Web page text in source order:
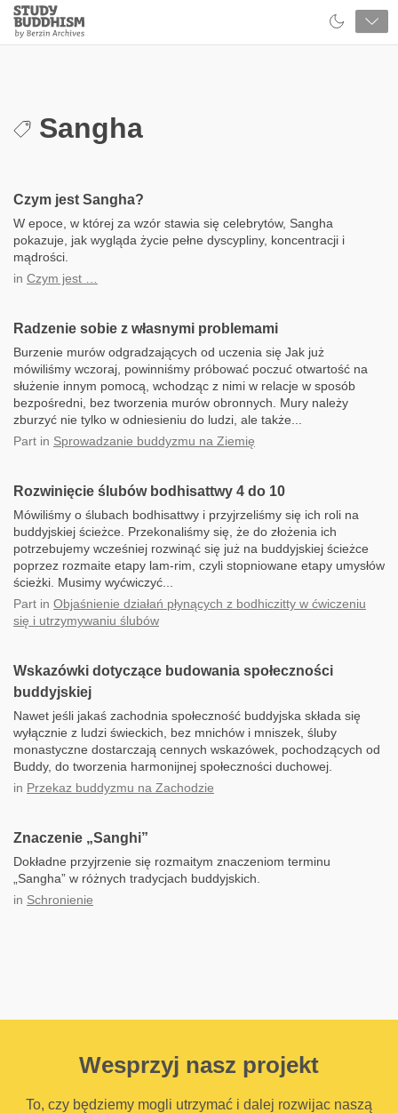
Close
Study
Buddhism
Sangha
Czym jest Sangha?
W epoce, w której za wzór stawia się celebrytów, Sangha
pokazuje, jak wygląda życie pełne dyscypliny, koncentracji i
mądrości.
in Czym jest …
Radzenie sobie z własnymi problemami
Burzenie murów odgradzających od uczenia się Jak już
mówiliśmy wczoraj, powinniśmy próbować poczuć otwartość na
służenie innym pomocą, wchodząc z nimi w relacje w sposób
bezpośredni, bez tworzenia murów obronnych. Mury należy
zburzyć nie tylko w odniesieniu do ludzi, ale także...
Part in Sprowadzanie buddyzmu na Ziemię
Rozwinięcie ślubów bodhisattwy 4 do 10
Mówiliśmy o ślubach bodhisattwy i przyjrzeliśmy się ich roli na
buddyjskiej ścieżce. Przekonaliśmy się, że do złożenia ich
potrzebujemy wcześniej rozwinąć się już na buddyjskiej ścieżce
poprzez rozmaite etapy lam-rim, czyli stopniowane etapy umysłów
ścieżki. Musimy wyćwiczyć...
Part in Objaśnienie działań płynących z bodhiczitty w ćwiczeniu
się i utrzymywaniu ślubów
Wskazówki dotyczące budowania społeczności
buddyjskiej
Nawet jeśli jakaś zachodnia społeczność buddyjska składa się
wyłącznie z ludzi świeckich, bez mnichów i mniszek, śluby
monastyczne dostarczają cennych wskazówek, pochodzących od
Buddy, do tworzenia harmonijnej społeczności duchowej.
in Przekaz buddyzmu na Zachodzie
Znaczenie „Sanghi”
Dokładne przyjrzenie się rozmaitym znaczeniom terminu
„Sangha” w różnych tradycjach buddyjskich.
in Schronienie
Wesprzyj nasz projekt
To, czy będziemy mogli utrzymać i dalej rozwijac naszą